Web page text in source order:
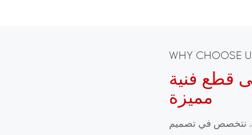
WHY CHOOSE
قطع فنية
مميزة
نتخصص في تصميم